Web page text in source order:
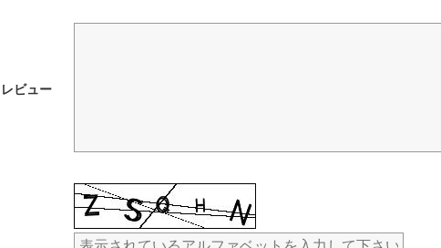
レビュー